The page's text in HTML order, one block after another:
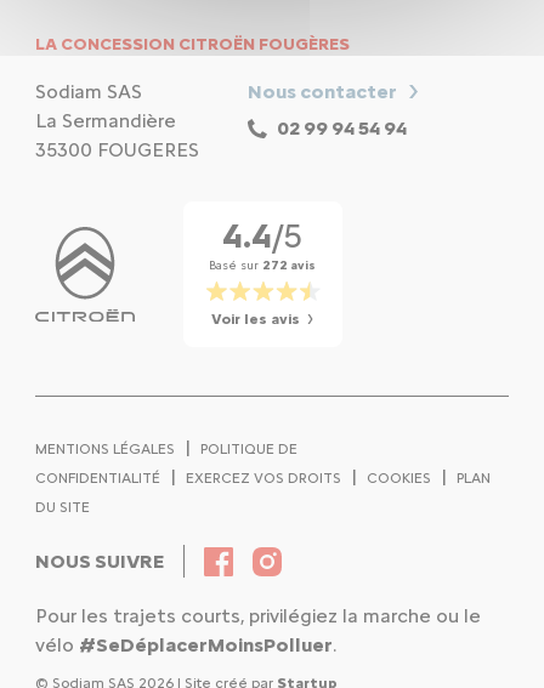
LA CONCESSION CITROËN FOUGÈRES
Sodiam SAS
La Sermandière
35300 FOUGERES
Nous contacter
02 99 94 54 94
4.4/5
Basé sur 272 avis
Voir les avis
MENTIONS LÉGALES |
POLITIQUE DE
CONFIDENTIALITÉ
| EXERCEZ VOS DROITS | COOKIES |
PLAN
DU SITE
NOUS SUIVRE
Pour les trajets courts, privilégiez la marche ou le
vélo #SeDéplacerMoinsPolluer.
© Sodiam SAS 2026 | Site créé par Startup